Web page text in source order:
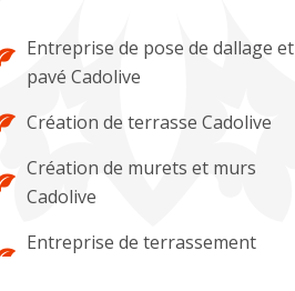
Entreprise de pose de dallage et
pavé Cadolive
Création de terrasse Cadolive
Création de murets et murs
Cadolive
Entreprise de terrassement